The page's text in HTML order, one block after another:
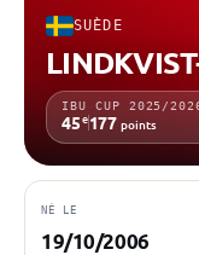
SUÈDE
IBU CUP 2025/
45e177 points
NÉ LE
19/10/2006